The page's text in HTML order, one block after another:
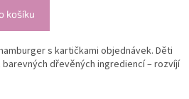
košíku
s kartičkami objednávek. Děti
dřevěných ingrediencí – rozvíjí